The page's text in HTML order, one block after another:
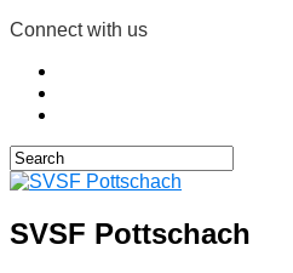
Connect with us
SVSF Pottschach